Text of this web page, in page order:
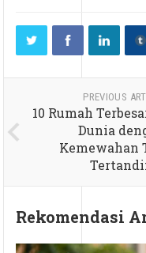
PREVIOUS
10 Rumah
Dunia
Kemewahan
Rekomendasi